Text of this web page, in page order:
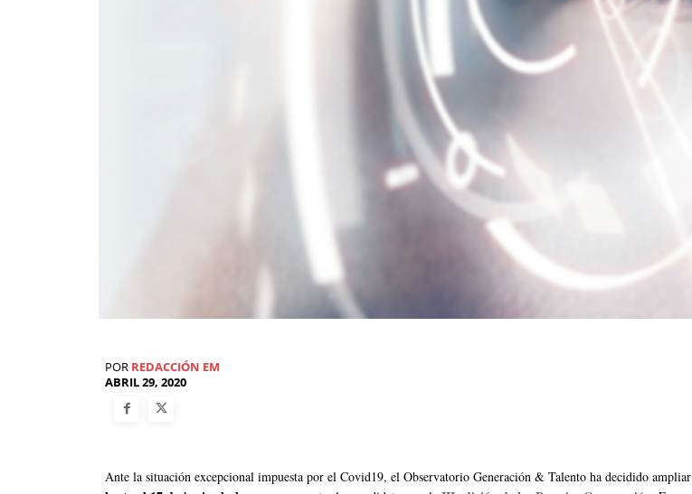
POR REDACCIÓN EM
ABRIL 29, 2020
Ante la situación excepcional impuesta por el Covid19, el Observatorio Generación & Talento ha decidido ampliar